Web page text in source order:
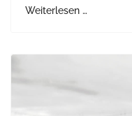
Weiterlesen …